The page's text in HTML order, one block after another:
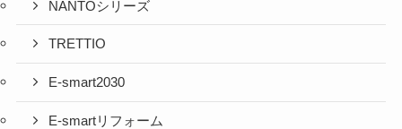
NANTOシリーズ
TRETTIO
E-smart2030
E-smartリフォーム